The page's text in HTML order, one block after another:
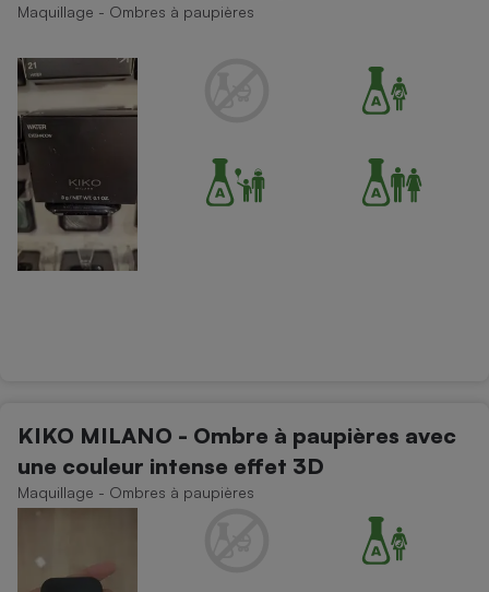
Maquillage - Ombres à paupières
KIKO MILANO - Ombre à paupières avec
une couleur intense effet 3D
Maquillage - Ombres à paupières